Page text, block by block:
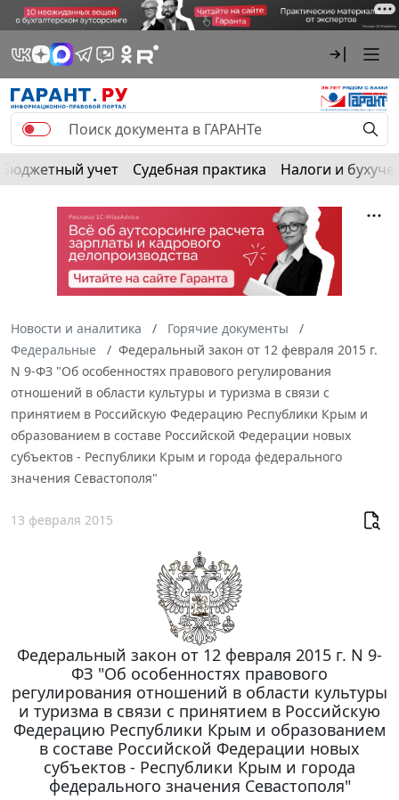
Бюджетный учет Судебная практика Налоги и
Новости и аналитика
Горячие документы
Федеральные
Федеральный закон от 12 февраля 2015 г.
N 9-ФЗ "Об особенностях правового регулирования
отношений в области культуры и туризма в связи с
принятием в Российскую Федерацию Республики Крым и
образованием в составе Российской Федерации новых
субъектов - Республики Крым и города федерального
значения Севастополя"
13 февраля 2015
Федеральный закон от 12 февраля 2015 г. N 9-
ФЗ "Об особенностях правового
регулирования отношений в области культуры
и туризма в связи с принятием в Российскую
Федерацию Республики Крым и образованием
в составе Российской Федерации новых
субъектов - Республики Крым и города
федерального значения Севастополя"